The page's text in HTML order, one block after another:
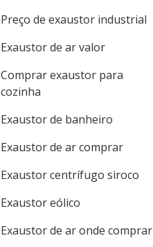
Preço de exaustor industrial
Exaustor de ar valor
Comprar exaustor para
cozinha
Exaustor de banheiro
Exaustor de ar comprar
Exaustor centrífugo siroco
Exaustor eólico
Exaustor de ar onde comprar